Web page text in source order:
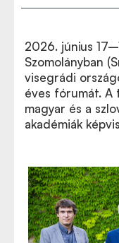
2026. június
Szomolányban
visegrádi
éves fórumát. A
magyar és a
akadémiák